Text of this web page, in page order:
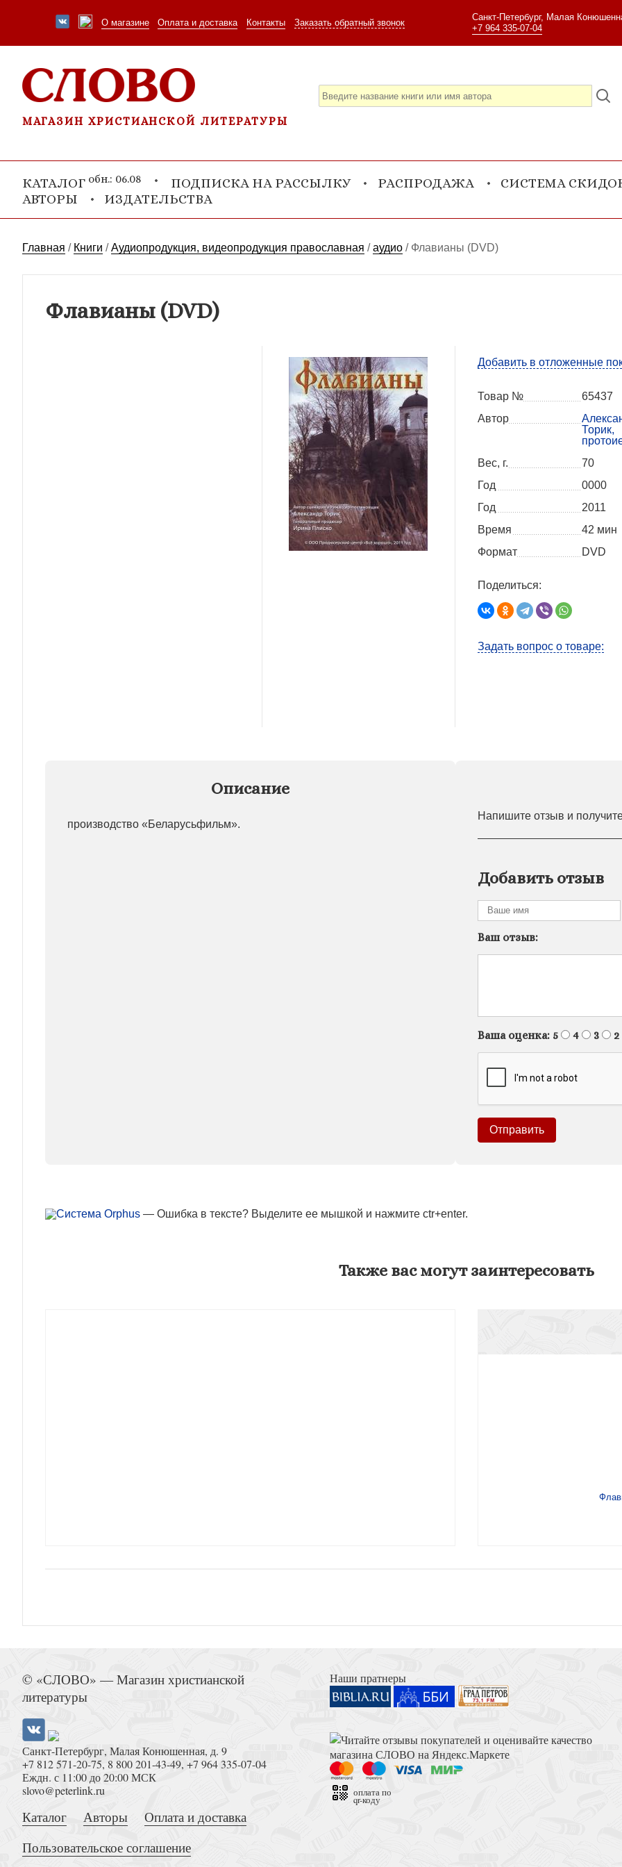
О магазине Оплата и доставка Контакты Заказать обратный звонок
Санкт-Петербург, Малая
+7 964 335-07-04
МАГАЗИН ХРИСТИАНСКОЙ ЛИТЕРАТУРЫ
КАТАЛОГ обн.: 06.08 ПОДПИСКА НА РАССЫЛКУ РАСПРОДАЖА
СИСТЕМА
АВТОРЫ
ИЗДАТЕЛЬСТВА
Главная / Книги /Аудиопродукция, видеопродукция православная /аудио / Флавианы (DVD)
Флавианы (DVD)
Добавить в отложенные
Товар №
65437
Автор
Торик,
Вес, г.
70
Год
0000
Год
2011
Время
42 мин
Формат
DVD
Поделиться:
Задать вопрос о товаре:
Описание
производство «Беларусьфильм».
Напишите отзыв и
Добавить отзыв
Ваш отзыв:
Ваша оценка: 5 4 3 2
— Ошибка в тексте? Выделите ее мышкой и нажмите ctr+enter.
Также вас могут заинтересовать
Флавиан.
© «СЛОВО» — Магазин христианской
литературы
Санкт-Петербург, Малая Конюшенная, д. 9
+7 812 571-20-75, 8 800 201-43-49, +7 964 335-07-04
Еждн. с 11:00 до 20:00 МСК
slovo@peterlink.ru
Каталог Авторы
Оплата и доставка
Пользовательское соглашение
Наши пратнеры
оплата по
qr-коду